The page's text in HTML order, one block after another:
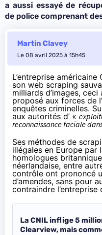
a aussi essayé de
de police comprenant
Martin Clavey
Le 08 avril 2025 à 15h45
L’entreprise
son web scraping
milliards d’images,
proposé aux forces de
enquêtes criminelles.
aux autorités d’ «
reconnaissance faciale
Ses méthodes de
illégales en Europe par
homologues britannique
néerlandaise, entre
contrôle ont prononcé
d’amendes, sans pour
contraindre l’entreprise
La CNIL inflige 5
Clearview, mais